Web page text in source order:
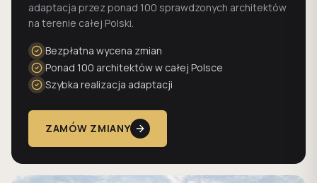
adaptacja przez ponad 100 sprawdzonych architektów
na terenie całej Polski.
Bezpłatna wycena zmian
Ponad 100 architektów w całej Polsce
Szybka realizacja adaptacji
ZAMÓW ZMIANY